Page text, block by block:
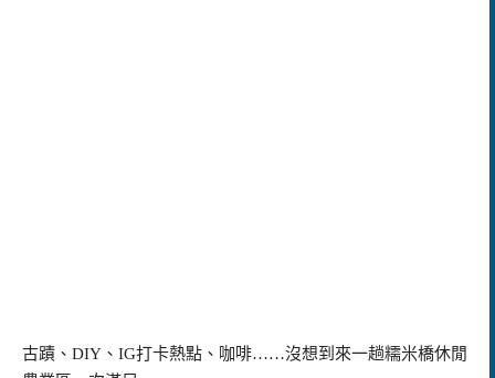
古蹟、DIY、IG打卡熱點、咖啡……沒想到來一趟糯米橋休閒